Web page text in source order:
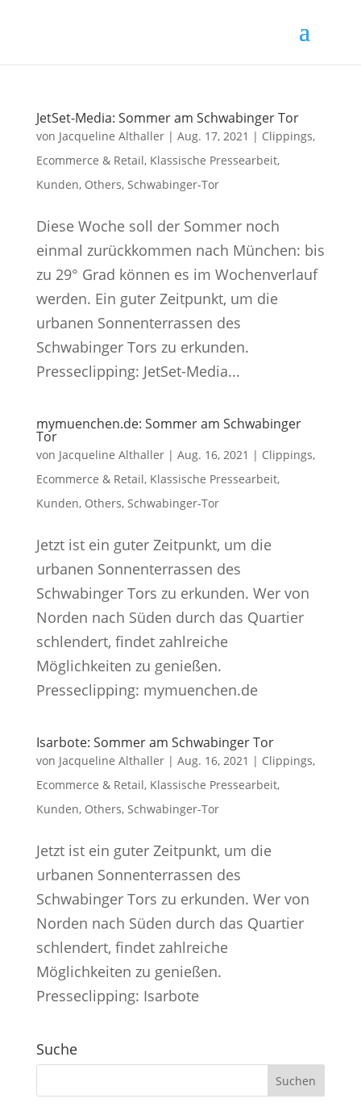
JetSet-Media: Sommer am Schwabinger Tor
von Jacqueline Althaller| Aug. 17, 2021 | Clippings,
Ecommerce & Retail, Klassische Pressearbeit,
Kunden, Others, Schwabinger-Tor
Diese Woche soll der Sommer noch
einmal zurückkommen nach München: bis
zu 29° Grad können es im Wochenverlauf
werden. Ein guter Zeitpunkt, um die
urbanen Sonnenterrassen des
Schwabinger Tors zu erkunden.
Presseclipping: JetSet-Media...
mymuenchen.de: Sommer am Schwabinger
Tor
von Jacqueline Althaller| Aug. 16, 2021 | Clippings,
Ecommerce & Retail, Klassische Pressearbeit,
Kunden, Others, Schwabinger-Tor
Jetzt ist ein guter Zeitpunkt, um die
urbanen Sonnenterrassen des
Schwabinger Tors zu erkunden. Wer von
Norden nach Süden durch das Quartier
schlendert, findet zahlreiche
Möglichkeiten zu genießen.
Presseclipping: mymuenchen.de
Isarbote: Sommer am Schwabinger Tor
von Jacqueline Althaller| Aug. 16, 2021 | Clippings,
Ecommerce & Retail, Klassische Pressearbeit,
Kunden, Others, Schwabinger-Tor
Jetzt ist ein guter Zeitpunkt, um die
urbanen Sonnenterrassen des
Schwabinger Tors zu erkunden. Wer von
Norden nach Süden durch das Quartier
schlendert, findet zahlreiche
Möglichkeiten zu genießen.
Presseclipping: Isarbote
Suche